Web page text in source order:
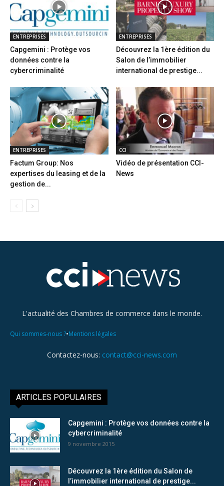
ENTREPRISES
Capgemini : Protège vos
données contre la
cybercriminalité
ENTREPRISES
Découvrez la 1ère édition du
Salon de l’immobilier
international de prestige...
ENTREPRISES
Factum Group: Nos
expertises du leasing et de la
gestion de...
CCI
Vidéo de présentation CCI-
News
L'actualité des Chambres de commerce dans le monde.
Qui sommes-nous ?•Mentions légales
Contactez-nous: contact@cci-news.com
ARTICLES POPULAIRES
Capgemini : Protège vos données contre la
cybercriminalité
9 novembre 2015
Découvrez la 1ère édition du Salon de
l’immobilier international de prestige...